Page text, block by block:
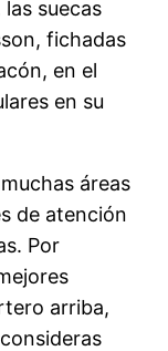
suecas
fichadas
en el
en su
áreas
de atención
Por
arriba,